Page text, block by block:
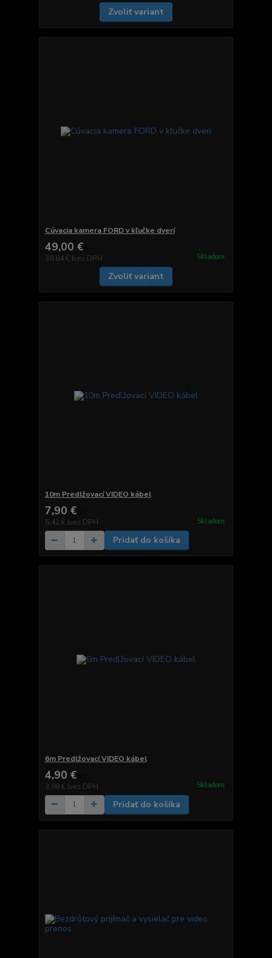
Zvoliť variant
Cúvacia kamera FORD v kľučke dverí
49,00 €
39,84 € bez DPH Skladom
Zvoliť variant
10m Predlžovací VIDEO kábel
7,90 €
6,42 € bez DPH Skladom
Pridať do košíka
6m Predlžovací VIDEO kábel
4,90 €
3,98 € bez DPH Skladom
Pridať do košíka